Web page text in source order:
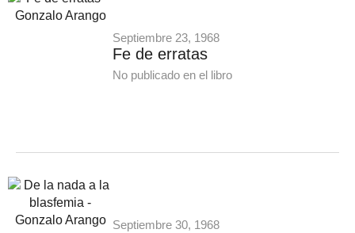
Septiembre 23, 1968
Fe de erratas
No publicado en el libro
Septiembre 30, 1968